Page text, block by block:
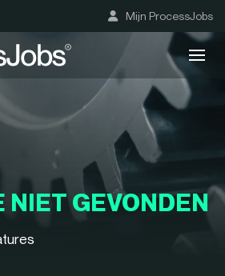
Mijn ProcessJobs
NIET GEVONDEN